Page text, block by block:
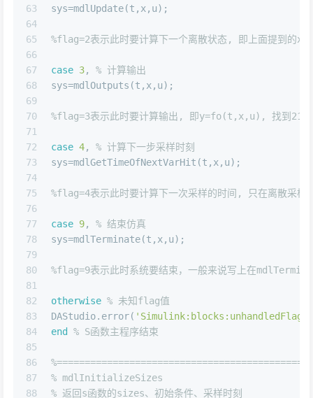
63
64
65
66
67
68
69
70
71
72
73
74
75
76
77
78
79
80
81
82
83
84
85
86
87
88
sys=mdlUpdate(t,x,u);
%flag=2表示此时要计算下一个离散状态, 即上面提到
case 3, % 计算输出
sys=mdlOutputs(t,x,u);
%flag=3表示此时要计算输出, 即y=fo(t,x,u), 找到218
case 4, % 计算下一步采样时刻
sys=mdlGetTimeOfNextVarHit(t,x,u);
%flag=4表示此时要计算下一次采样的时间, 只在离散
case 9, % 结束仿真
sys=mdlTerminate(t,x,u);
%flag=9表示此时系统要结束，一般来说写上在
otherwise % 未知flag值
DAStudio.error( 'Simulink:blocks:unhandledFlag'
end
% S函数主程序结束
% mdlInitializeSizes
% 返回s函数的sizes、初始条件、采样时刻